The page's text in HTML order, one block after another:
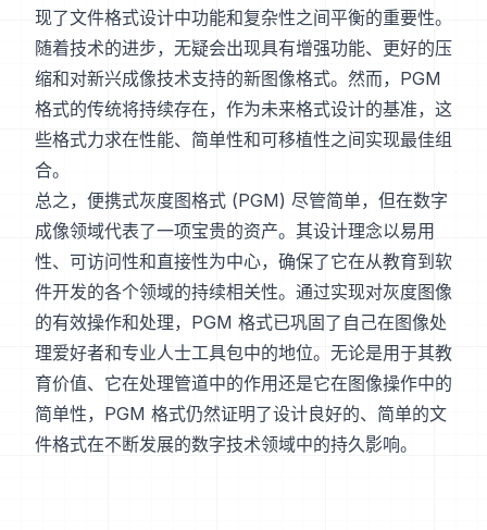
现了文件格式设计中功能和复杂性之间平衡的重要性。
随着技术的进步，无疑会出现具有增强功能、更好的压
缩和对新兴成像技术支持的新图像格式。然而，PGM
格式的传统将持续存在，作为未来格式设计的基准，这
些格式力求在性能、简单性和可移植性之间实现最佳组
合。
总之，便携式灰度图格式 (PGM) 尽管简单，但在数字
成像领域代表了一项宝贵的资产。其设计理念以易用
性、可访问性和直接性为中心，确保了它在从教育到软
件开发的各个领域的持续相关性。通过实现对灰度图像
的有效操作和处理，PGM 格式已巩固了自己在图像处
理爱好者和专业人士工具包中的地位。无论是用于其教
育价值、它在处理管道中的作用还是它在图像操作中的
简单性，PGM 格式仍然证明了设计良好的、简单的文
件格式在不断发展的数字技术领域中的持久影响。